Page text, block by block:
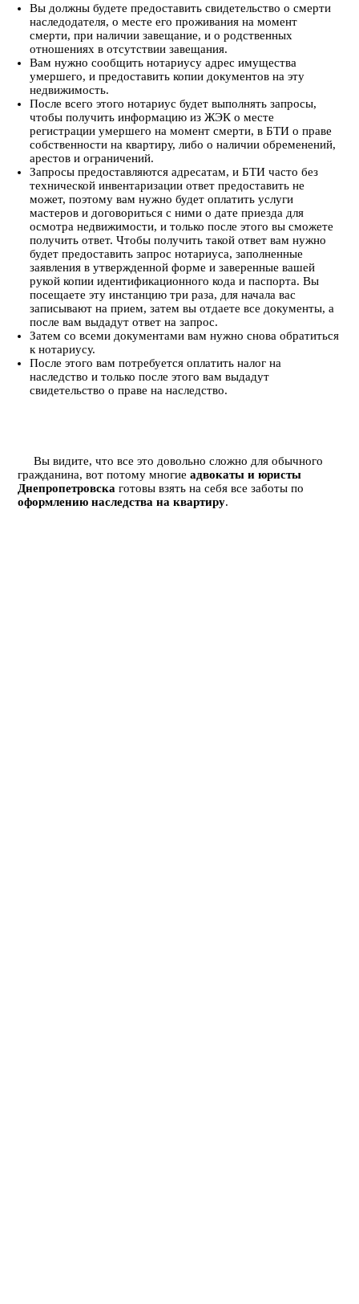
Вы должны будете предоставить свидетельство о смерти
наследодателя, о месте его проживания на момент
смерти, при наличии завещание, и о родственных
отношениях в отсутствии завещания.
Вам нужно сообщить нотариусу адрес имущества
умершего, и предоставить копии документов на эту
недвижимость.
После всего этого нотариус будет выполнять запросы,
чтобы получить информацию из ЖЭК о месте
регистрации умершего на момент смерти, в БТИ о праве
собственности на квартиру, либо о наличии обременений,
арестов и ограничений.
Запросы предоставляются адресатам, и БТИ часто без
технической инвентаризации ответ предоставить не
может, поэтому вам нужно будет оплатить услуги
мастеров и договориться с ними о дате приезда для
осмотра недвижимости, и только после этого вы сможете
получить ответ. Чтобы получить такой ответ вам нужно
будет предоставить запрос нотариуса, заполненные
заявления в утвержденной форме и заверенные вашей
рукой копии идентификационного кода и паспорта. Вы
посещаете эту инстанцию три раза, для начала вас
записывают на прием, затем вы отдаете все документы, а
после вам выдадут ответ на запрос.
Затем со всеми документами вам нужно снова обратиться
к нотариусу.
После этого вам потребуется оплатить налог на
наследство и только после этого вам выдадут
свидетельство о праве на наследство.
Вы видите, что все это довольно сложно для обычного
гражданина, вот потому многиеадвокаты и юристы
Днепропетровска готовы взять на себя все заботы по
оформлению наследства на квартиру.